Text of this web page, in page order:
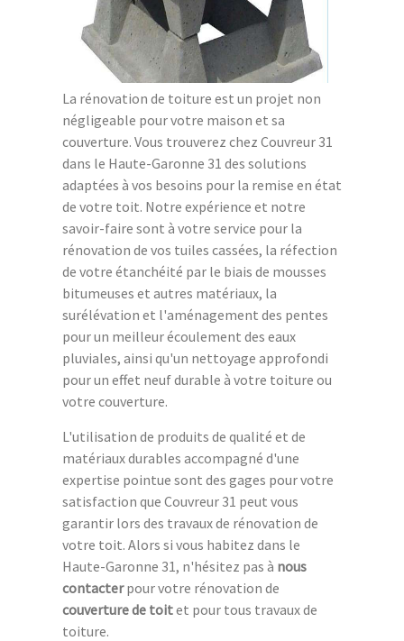
La rénovation de toiture est un projet non
négligeable pour votre maison et sa
couverture. Vous trouverez chez Couvreur 31
dans le Haute-Garonne 31 des solutions
adaptées à vos besoins pour la remise en état
de votre toit. Notre expérience et notre
savoir-faire sont à votre service pour la
rénovation de vos tuiles cassées, la réfection
de votre étanchéité par le biais de mousses
bitumeuses et autres matériaux, la
surélévation et l'aménagement des pentes
pour un meilleur écoulement des eaux
pluviales, ainsi qu'un nettoyage approfondi
pour un effet neuf durable à votre toiture ou
votre couverture.
L'utilisation de produits de qualité et de
matériaux durables accompagné d'une
expertise pointue sont des gages pour votre
satisfaction que Couvreur 31 peut vous
garantir lors des travaux de rénovation de
votre toit. Alors si vous habitez dans le
Haute-Garonne 31, n'hésitez pas à nous
contacterpour votre rénovation de
couverture de toitet pour tous travaux de
toiture.